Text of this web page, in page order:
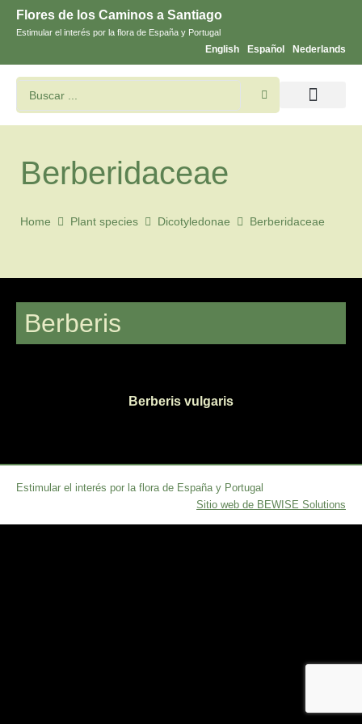
Flores de los Caminos a Santiago
Estimular el interés por la flora de España y Portugal
English Español Nederlands
Berberidaceae
Home Plant species Dicotyledonae Berberidaceae
Berberis
Berberis vulgaris
Estimular el interés por la flora de España y Portugal
Sitio web de BEWISE Solutions